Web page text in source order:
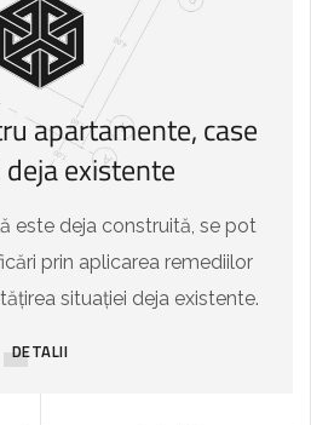
apartamente, case
existente
este deja construită, se pot
prin aplicarea remediilor
situației deja existente.
DETALII